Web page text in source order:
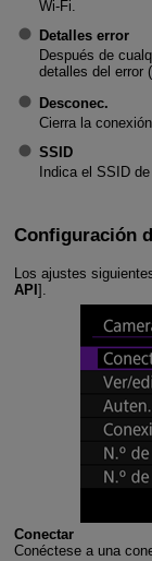
Wi-Fi
Detalles error
Después de
detalles del error (
Desconec.
Cierra la conexión
SSID
Indica el SSID
Configuración
Los ajustes
API ].
Conectar
Conéctese a una